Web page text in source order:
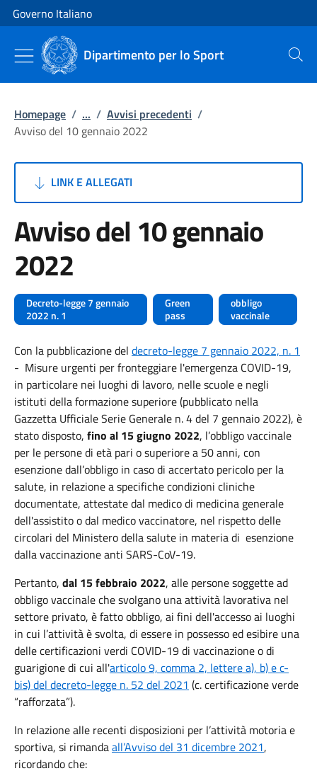
Vai al contenuto
Vai alla navigazione del sito
Governo Italiano
Dipartimento per lo Sport Cerca
Homepage / ... / Avvisi precedenti /
Avviso del 10 gennaio 2022
LINK E ALLEGATI
Avviso del 10 gennaio
2022
Decreto-legge 7 gennaio
2022 n. 1
Green
pass
obbligo
vaccinale
Con la pubblicazione del decreto-legge 7 gennaio 2022, n. 1
- Misure urgenti per fronteggiare l'emergenza COVID-19,
in particolare nei luoghi di lavoro, nelle scuole e negli
istituti della formazione superiore (pubblicato nella
Gazzetta Ufficiale Serie Generale n. 4 del 7 gennaio 2022), è
stato disposto, fino al 15 giugno 2022, l’obbligo vaccinale
per le persone di età pari o superiore a 50 anni, con
esenzione dall’obbligo in caso di accertato pericolo per la
salute, in relazione a specifiche condizioni cliniche
documentate, attestate dal medico di medicina generale
dell'assistito o dal medico vaccinatore, nel rispetto delle
circolari del Ministero della salute in materia di esenzione
dalla vaccinazione anti SARS-CoV-19.
Pertanto, dal 15 febbraio 2022, alle persone soggette ad
obbligo vaccinale che svolgano una attività lavorativa nel
settore privato, è fatto obbligo, ai fini dell'accesso ai luoghi
in cui l’attività è svolta, di essere in possesso ed esibire una
delle certificazioni verdi COVID-19 di vaccinazione o di
guarigione di cui all'articolo 9, comma 2, lettere a), b) e c-
bis) del decreto-legge n. 52 del 2021 (c. certificazione verde
“rafforzata”).
In relazione alle recenti disposizioni per l’attività motoria e
sportiva, si rimandaall’Avviso del 31 dicembre 2021,
ricordando che: